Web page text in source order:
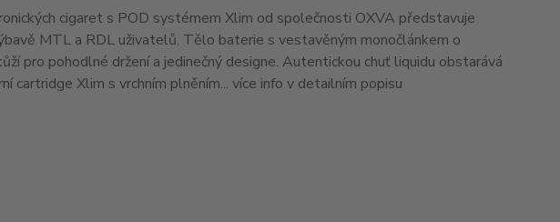
cigaret s POD systémem Xlim od společnosti OXVA představuje
MTL a RDL uživatelů. Tělo baterie s vestavěným monočlánkem o
pro pohodlné držení a jedinečný designe. Autentickou chuť liquidu obstarává
cartridge Xlim s vrchním plněním... více info v detailním popisu